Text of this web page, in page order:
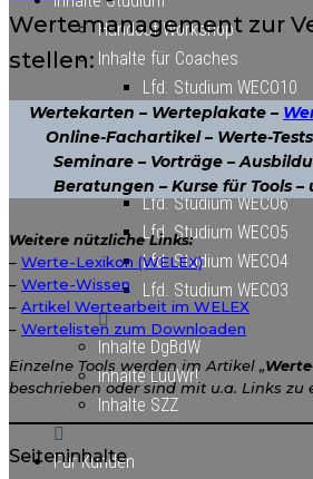
Handout Workshop
Inhalte für Coaches
Lfd. Studium WECO10
Lfd, Studium WECO9
Lfd. Studium WECO8
Lfd. Studium WECO7
Lfd. Studium WECO6
Lfd. Studium WECO5
Lfd. Studium WECO4
Lfd. Studium WECO3
Inhalte DgBdW
Inhalte LuüWr!
Inhalte SZZ
Für Kunden
Wertemanagement zur
stellen:
Wertekarten – Werteplakate –
Online-Fachartikel – Werte-
Seminare – Vorträge –
Beratungen – Kurse für Tools –
Weitere nützliche Links:
– Werte-Lexikon (WELEX)
– Werte-Wissen
– Artikel Wertearbeit im WELEX
– Wertelisten zum Downloaden
Einzelne Tools werden im Artikel „
beschrieben oder sind mit u.a. Links zu
Seiteninhalte